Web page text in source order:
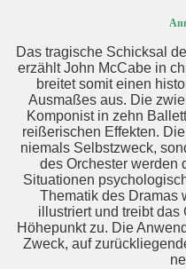
Das tragische Schicksal
erzählt John McCabe in
breitet somit einen
Ausmaßes aus. Die
Komponist in zehn
reißerischen Effekten.
niemals Selbstzweck,
des Orchester werden
Situationen
Thematik des Dramas
illustriert und treibt das
Höhepunkt zu. Die
Zweck, auf